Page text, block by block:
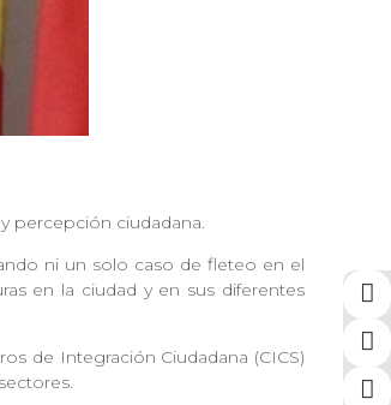
percepción ciudadana.
ni un solo caso de fleteo en el
en la ciudad y en sus diferentes
de Integración Ciudadana (CICS)